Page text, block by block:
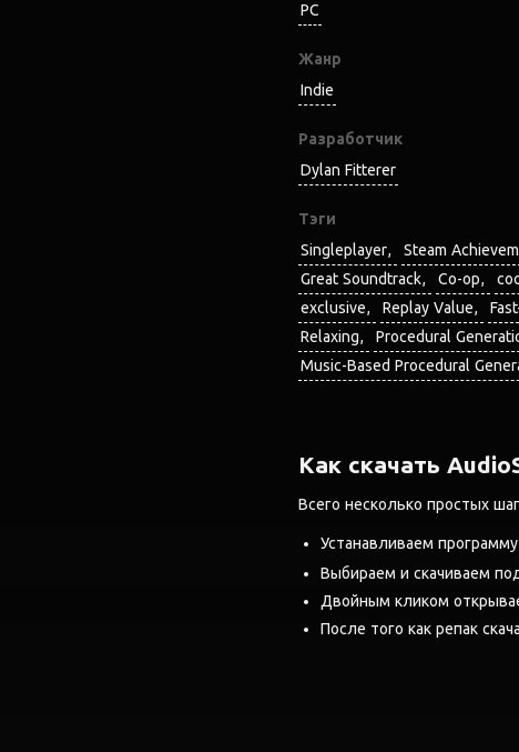
PC
Жанр
Indie
Разработчик
Dylan Fitterer
Тэги
Singleplayer
Steam
Great Soundtrack
Co-op
exclusive
Replay Value
Relaxing
Procedural
Music-Based Procedural
Как скачать
Всего несколько простых
Устанавливаем программу
Выбираем и скачиваем
Двойным кликом
После того как репак